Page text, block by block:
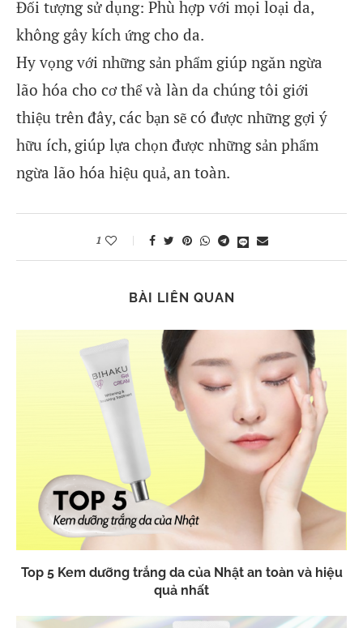
Đối tượng sử dụng: Phù hợp với mọi loại da,
không gây kích ứng cho da.
Hy vọng với những sản phẩm giúp ngăn ngừa
lão hóa cho cơ thể và làn da chúng tôi giới
thiệu trên đây, các bạn sẽ có được những gợi ý
hữu ích, giúp lựa chọn được những sản phẩm
ngừa lão hóa hiệu quả, an toàn.
1
BÀI LIÊN QUAN
Top 5 Kem dưỡng trắng da của Nhật an toàn và hiệu
quả nhất